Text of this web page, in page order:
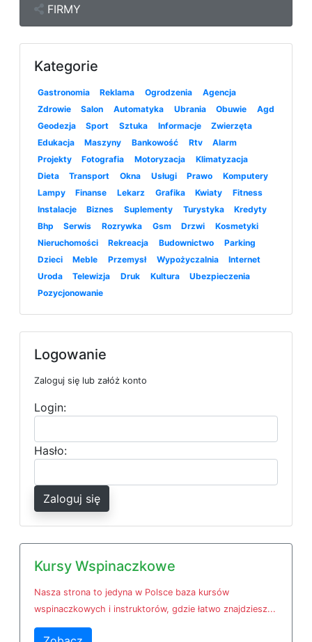
FIRMY
Kategorie
Gastronomia Reklama Ogrodzenia
Agencja
Zdrowie
Salon Automatyka Ubrania Obuwie
Agd
Geodezja
Sport Sztuka Informacje
Zwierzęta
Edukacja
Maszyny Bankowość Rtv
Alarm
Projekty
Fotografia Motoryzacja
Klimatyzacja
Dieta
Transport Okna Usługi Prawo
Komputery
Lampy
Finanse Lekarz Grafika Kwiaty
Fitness
Instalacje
Biznes Suplementy Turystyka
Kredyty
Bhp
Serwis Rozrywka Gsm Drzwi
Kosmetyki
Nieruchomości
Rekreacja Budownictwo
Parking
Dzieci
Meble Przemysł Wypożyczalnia
Internet
Uroda
Telewizja Druk Kultura
Ubezpieczenia
Pozycjonowanie
Logowanie
Zaloguj się lub załóż konto
Login:
Hasło:
Zaloguj się
Kursy Wspinaczkowe
Nasza strona to jedyna w Polsce baza kursów
wspinaczkowych i instruktorów, gdzie łatwo znajdziesz...